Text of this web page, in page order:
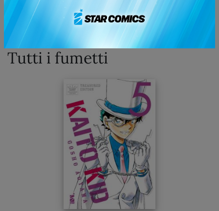
il ladro gentiluomo, al posto del suo defunto padre. Il
suo obiettivo? Scoprire la verità sulla morte del
genitore!
Tutti i fumetti